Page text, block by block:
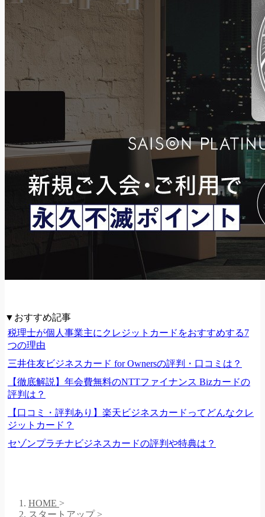
▼おすすめ記事
税理士が個人事業主にクレジットカードをおすすめする7
つの理由
三井住友ビジネスカード for Ownersの評判・口コミは？
【徹底解説】年会費無料のNTTファイナンス Bizカードの
評判は？
【口コミ・評判あり】楽天ビジネスカードってどんなクレ
ジットカード？
セゾンプラチナビジネスカードの評判や特典は？
HOME >
スタートアップ >